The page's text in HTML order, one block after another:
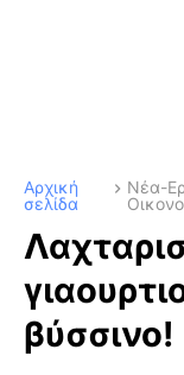
Αρχική
σελίδα
Νέα-
βύσσινο!